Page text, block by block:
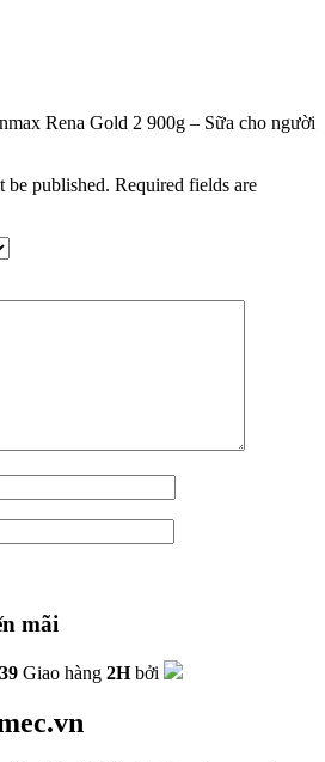
Rena Gold 2 900g – Sữa cho người
published. Required fields are
mãi
Giao hàng 2Hbởi